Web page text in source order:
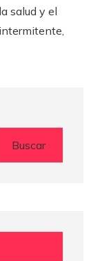
salud y el
Buscar